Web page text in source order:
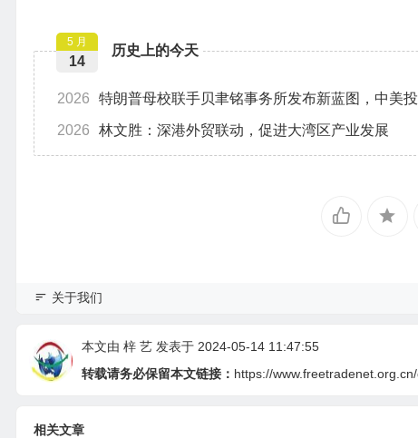
历史上的今天
5 月
14
2026 特朗普母校联手贝聿铭事务所发布新蓝图，中美
2026 林文胜：深港外贸联动，促进大湾区产业发展
关于我们
本文由 梓 艺发表于 2024-05-14 11:47:55
转载请务必保留本文链接： https://
相关文章